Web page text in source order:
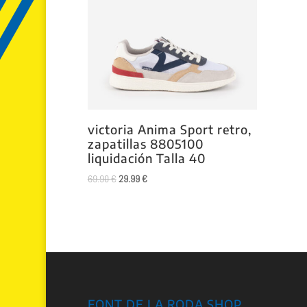
victoria Anima Sport retro,
zapatillas 8805100
liquidación Talla 40
69.90€El
29.99€El
FONT DE LA RODA SHOP